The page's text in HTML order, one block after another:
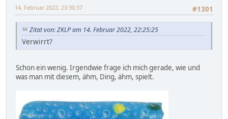
#1301
14. Februar 2022, 23:30:37
Zitat von: ZKLP am 14. Februar 2022, 22:25:25
Verwirrt?
Schon ein wenig. Irgendwie frage ich mich gerade, wie und
was man mit diesem, ähm, Ding, ähm, spielt.